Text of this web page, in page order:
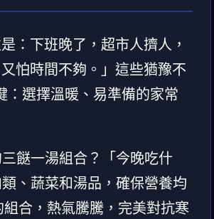
：下班晚了，超市人擠人，
怕時間不夠。」這些猶豫不
選擇溫暖、易準備的家常
餸一湯組合？「今晚吃什
、蔬菜和湯品，確保營養均
合，熱氣騰騰，完美對抗寒